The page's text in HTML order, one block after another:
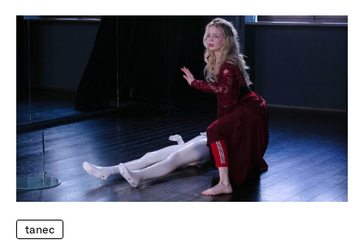
tanec